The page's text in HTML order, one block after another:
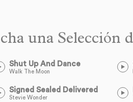
una Selección
Shut Up And Dance
Walk The Moon
Signed Sealed Delivered
Stevie Wonder